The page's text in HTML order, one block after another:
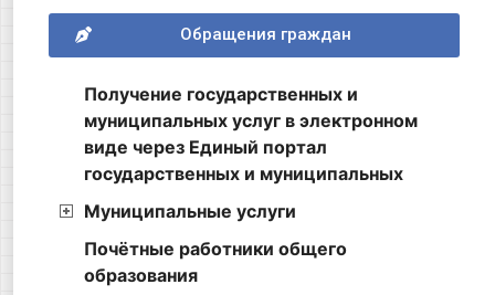
Обращения граждан
Получение государственных и
муниципальных услуг в электронном
виде через Единый портал
государственных и муниципальных
Муниципальные услуги
Почётные работники общего
образования